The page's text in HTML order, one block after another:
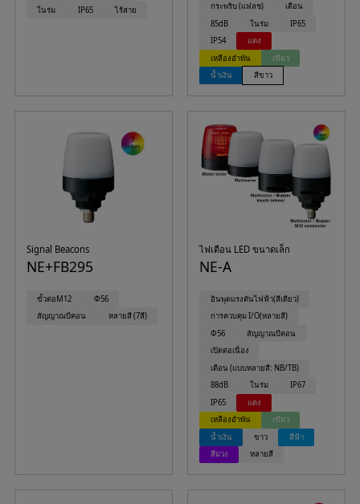
ในร่ม
IP65 ไร้สาย
กระพริบ (แฟลช)
เตือน
85dB
ในร่ม
IP65
IP54
แดง
เหลืองอำพัน
เขียว
น้ำเงิน
สีขาว
Signal Beacons
NE+FB295
ขั้วต่อM12
Φ56
สัญญาณบีคอน
หลายสี (7สี)
ไฟเตือน LED ขนาดเล็ก
NE-A
อินพุตแรงดันไฟฟ้า(สีเดียว)
การควบคุม I/O(หลายสี)
Φ56
สัญญาณบีคอน
เปิดต่อเนื่อง
เตือน (แบบหลายสี: NB/TB)
88dB
ในร่ม
IP67
IP65
แดง
เหลืองอำพัน
เขียว
น้ำเงิน
ขาว
สีฟ้า
สีม่วง
หลายสี